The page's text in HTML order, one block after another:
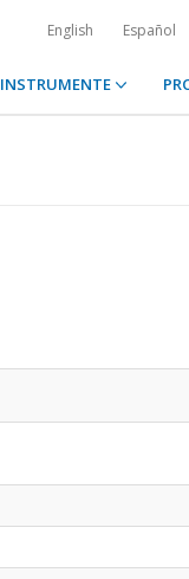
English Español
INSTRUMENTE